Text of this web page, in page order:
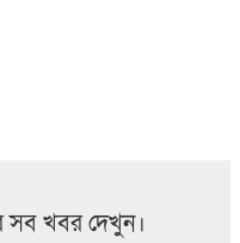
খবর দেখুন।